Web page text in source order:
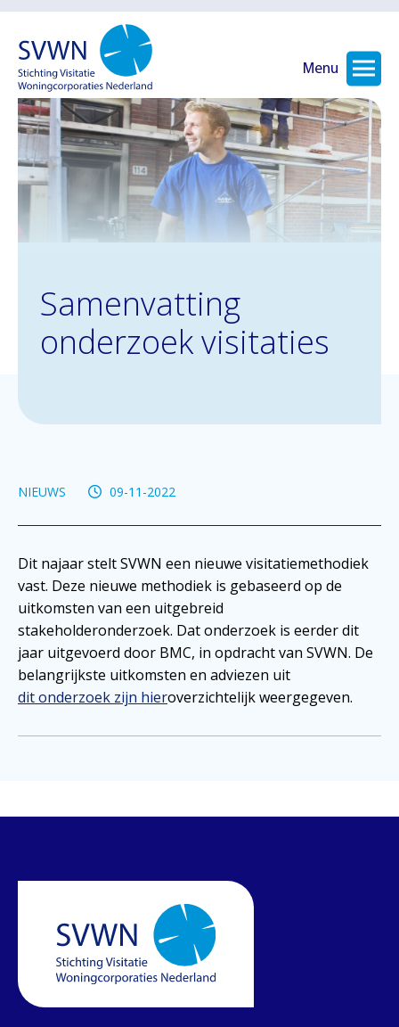
Menu
Samenvatting
onderzoek visitaties
NIEUWS 09-11-2022
Dit najaar stelt SVWN een nieuwe visitatiemethodiek
vast. Deze nieuwe methodiek is gebaseerd op de
uitkomsten van een uitgebreid
stakeholderonderzoek. Dat onderzoek is eerder dit
jaar uitgevoerd door BMC, in opdracht van SVWN. De
belangrijkste uitkomsten en adviezen uit
dit onderzoek zijn hieroverzichtelijk weergegeven.